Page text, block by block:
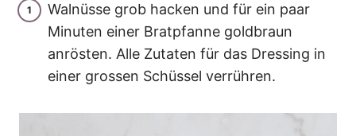
Walnüsse grob hacken und für ein paar
Minuten einer Bratpfanne goldbraun
anrösten. Alle Zutaten für das Dressing in
einer grossen Schüssel verrühren.